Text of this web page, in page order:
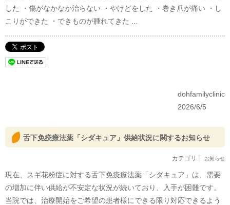
した ・傷がなかなか治らない ・やけどをした ・巻き爪が痛い ・し
こりができた ・できものが腫れてきた ...
dohfamilyclinic
2026/6/5
舌下免疫療法薬「シダキュア」供給状況に関するお知らせ
カテゴリ : お知らせ
現在、スギ花粉症に対する舌下免疫療法薬「シダキュア」は、需要
の増加に伴い供給が不安定な状況が続いており、入手が困難です。
当院では、治療開始をご希望の患者様にできる限り対応できるよう